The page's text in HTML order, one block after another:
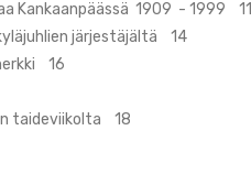
Kankaanpäässä 1909 - 1999 11
järjestäjältä 14
16
taideviikolta 18